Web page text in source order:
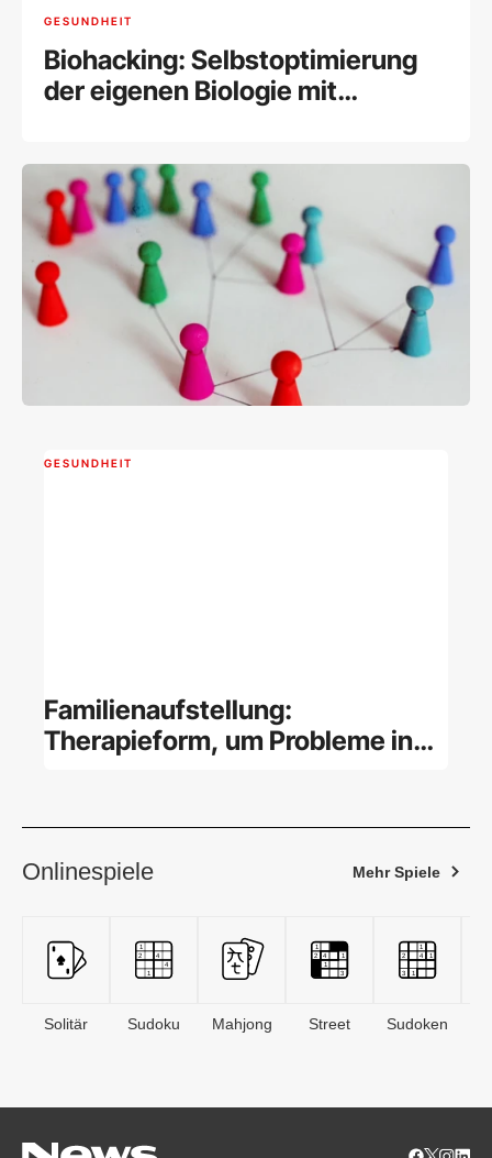
GESUNDHEIT
Biohacking: Selbstoptimierung
der eigenen Biologie mit
GESUNDHEIT
Familienaufstellung:
Therapieform, um Probleme in
Onlinespiele Mehr Spiele
Solitär Sudoku Mahjong Street Sudoken